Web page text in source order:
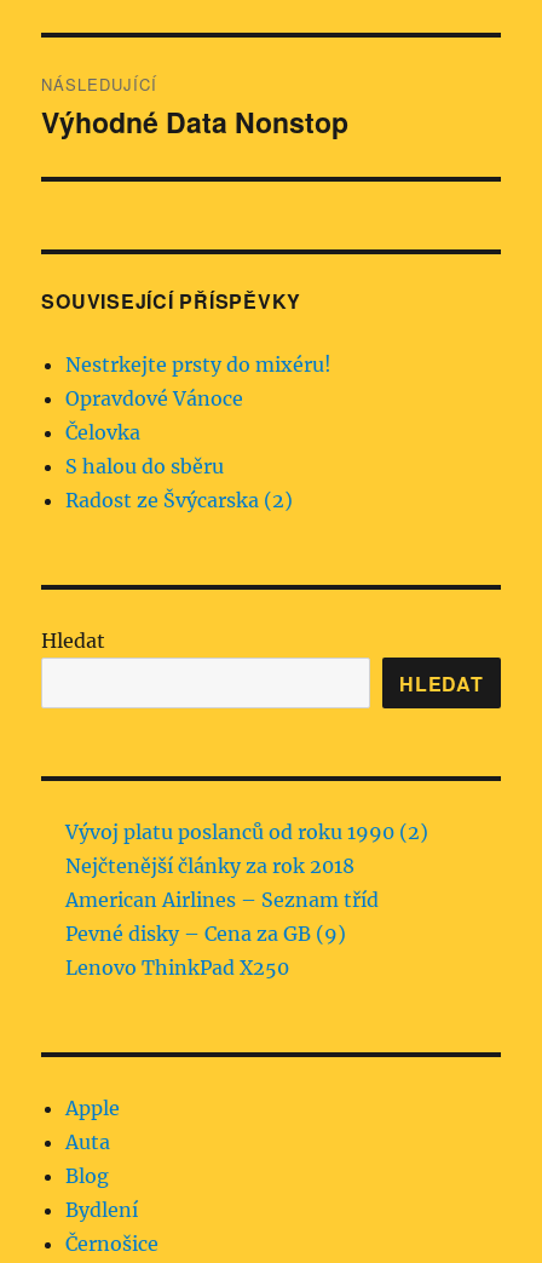
NÁSLEDUJÍCÍ
Následující
Výhodné Data Nonstop
SOUVISEJÍCÍ PŘÍSPĚVKY
Nestrkejte prsty do mixéru!
Opravdové Vánoce
Čelovka
S halou do sběru
Radost ze Švýcarska (2)
Hledat
HLEDAT
Vývoj platu poslanců od roku 1990 (2)
Nejčtenější články za rok 2018
American Airlines – Seznam tříd
Pevné disky – Cena za GB (9)
Lenovo ThinkPad X250
Apple
Auta
Blog
Bydlení
Černošice